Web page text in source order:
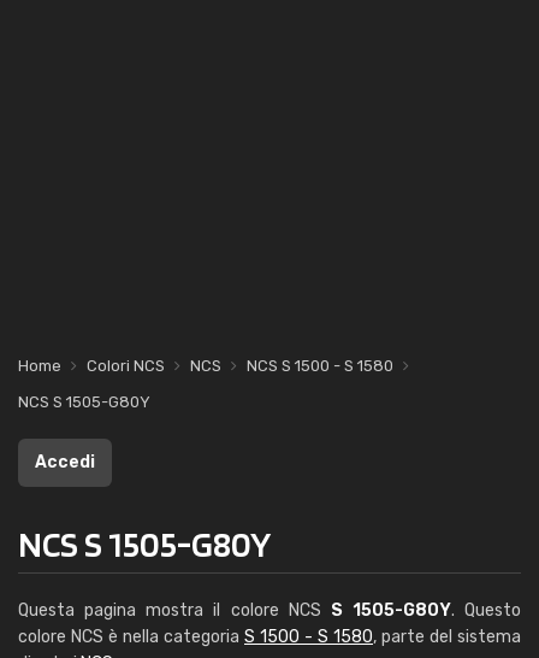
Home Colori NCS NCS
NCS S 1500 - S 1580
NCS S 1505-G80Y
Accedi
NCS S 1505-G80Y
Questa pagina mostra il colore NCS S 1505-G80Y. Questo
colore NCS è nella categoria S 1500 - S 1580, parte del sistema